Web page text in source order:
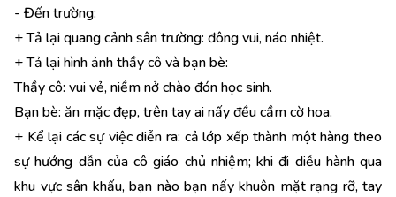
- Đến trường:
+ Tả lại quang cảnh sân trường: đông vui, náo nhiệt.
+ Tả lại hình ảnh thầy cô và bạn bè:
Thầy cô: vui vẻ, niềm nở chào đón học sinh.
Bạn bè: ăn mặc đẹp, trên tay ai nấy đều cầm cờ hoa.
+ Kể lại các sự việc diễn ra: cả lớp xếp thành một hàng theo
sự hướng dẫn của cô giáo chủ nhiệm; khi đi diễu hành qua
khu vực sân khấu, bạn nào bạn nấy khuôn mặt rạng rỡ, tay